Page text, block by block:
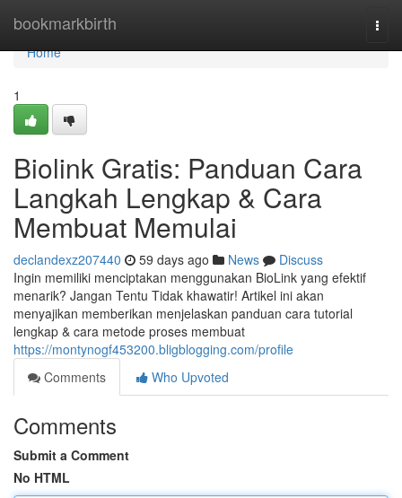
bookmarkbirth
Home
Home
1
Biolink Gratis: Panduan Cara
Langkah Lengkap & Cara
Membuat Memulai
declandexz207440 59 days ago News
Discuss
Ingin memiliki menciptakan menggunakan BioLink yang efektif
menarik? Jangan Tentu Tidak khawatir! Artikel ini akan
menyajikan memberikan menjelaskan panduan cara tutorial
lengkap & cara metode proses membuat
https://montynogf453200.bligblogging.com/profile
Comments
Who Upvoted
Comments
Submit a Comment
No HTML